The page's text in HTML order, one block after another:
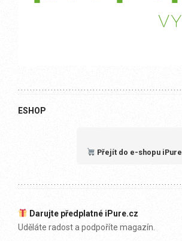
ESHOP
Přejít do e-shopu iPure
Darujte předplatné iPure.cz
Uděláte radost a podpoříte magazín.